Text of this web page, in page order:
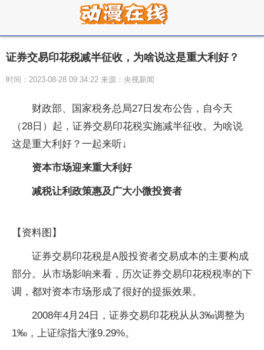
证券交易印花税减半征收，为啥说这是重大利好？
时间：2023-08-28 09:34:22 来源：央视新闻
财政部、国家税务总局27日发布公告，自今天
（28日）起，证券交易印花税实施减半征收。为啥说
这是重大利好？一起来听↓
资本市场迎来重大利好
减税让利政策惠及广大小微投资者
【资料图】
证券交易印花税是A股投资者交易成本的主要构成
部分。从市场影响来看，历次证券交易印花税税率的下
调，都对资本市场形成了很好的提振效果。
2008年4月24日，证券交易印花税从从3‰调整为
1‰，上证综指大涨9.29%。